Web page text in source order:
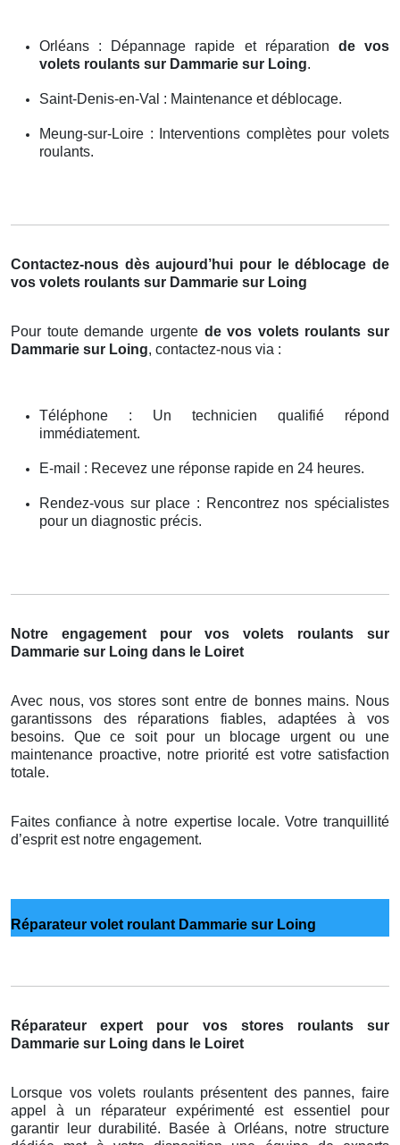
Orléans : Dépannage rapide et réparation de vos
volets roulants sur Dammarie sur Loing.
Saint-Denis-en-Val : Maintenance et déblocage.
Meung-sur-Loire : Interventions complètes pour volets
roulants.
Contactez-nous dès aujourd’hui pour le déblocage de
vos volets roulants sur Dammarie sur Loing
Pour toute demande urgente de vos volets roulants sur
Dammarie sur Loing, contactez-nous via :
Téléphone : Un technicien qualifié répond
immédiatement.
E-mail : Recevez une réponse rapide en 24 heures.
Rendez-vous sur place : Rencontrez nos spécialistes
pour un diagnostic précis.
Notre engagement pour vos volets roulants sur
Dammarie sur Loing dans le Loiret
Avec nous, vos stores sont entre de bonnes mains. Nous
garantissons des réparations fiables, adaptées à vos
besoins. Que ce soit pour un blocage urgent ou une
maintenance proactive, notre priorité est votre satisfaction
totale.
Faites confiance à notre expertise locale. Votre tranquillité
d’esprit est notre engagement.
Réparateur volet roulant Dammarie sur Loing
Réparateur expert pour vos stores roulants sur
Dammarie sur Loing dans le Loiret
Lorsque vos volets roulants présentent des pannes, faire
appel à un réparateur expérimenté est essentiel pour
garantir leur durabilité. Basée à Orléans, notre structure